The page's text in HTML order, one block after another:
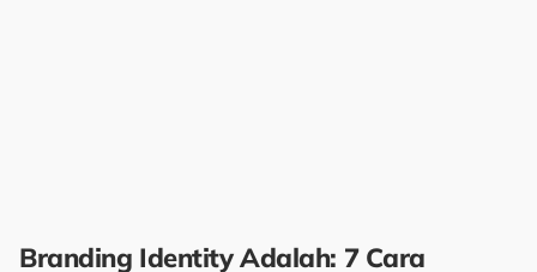
Branding Identity Adalah: 7 Cara